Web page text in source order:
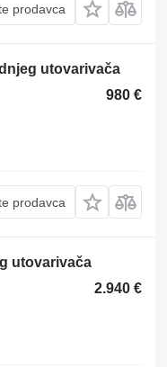
prodavca
utovarivača
980 €
prodavca
utovarivača
2.940 €